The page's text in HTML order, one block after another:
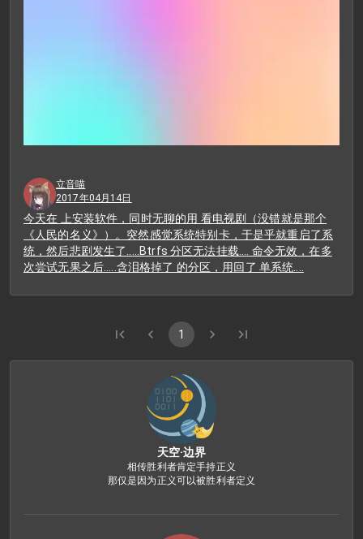
立音喵
2017年04月14日
今天在 上安装软件，同时无聊的用 看电视剧（没错就是那个
《人民的名义》）。突然感觉系统特别卡，于是乎就重启了系
统，然后悲剧发生了.....Btrfs 分区无法挂载.... 命令无效，在多
次尝试无果之后.....含泪格掉了 的分区，用回了 单系统....
1
天空·边界
相传胜利者肯定手持正义
那仅是因为正义可以被胜利者定义